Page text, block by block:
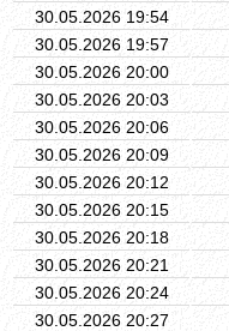
30.05.2026 19:54
30.05.2026 19:57
30.05.2026 20:00
30.05.2026 20:03
30.05.2026 20:06
30.05.2026 20:09
30.05.2026 20:12
30.05.2026 20:15
30.05.2026 20:18
30.05.2026 20:21
30.05.2026 20:24
30.05.2026 20:27